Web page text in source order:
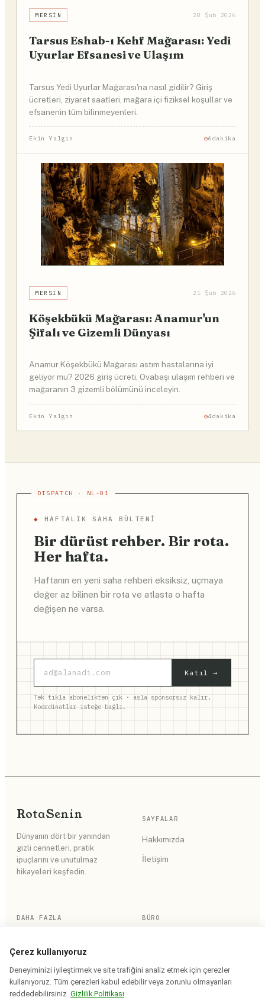
MERSIN 28 Şub 2026
Tarsus Eshab-ı Kehf Mağarası: Yedi
Uyurlar Efsanesi ve Ulaşım
Tarsus Yedi Uyurlar Mağarası'na nasıl gidilir? Giriş
ücretleri, ziyaret saatleri, mağara içi fiziksel koşullar ve
efsanenin tüm bilinmeyenleri.
Ekin Yalgın 6dakika
MERSIN 21 Şub 2026
Köşekbükü Mağarası: Anamur'un
Şifalı ve Gizemli Dünyası
Anamur Köşekbükü Mağarası astım hastalarına iyi
geliyor mu? 2026 giriş ücreti, Ovabaşı ulaşım rehberi ve
mağaranın 3 gizemli bölümünü inceleyin.
Ekin Yalgın 4dakika
◆ HAFTALIK SAHA BÜLTENI
Bir dürüst rehber. Bir rota.
Her hafta.
Haftanın en yeni saha rehberi eksiksiz, uçmaya
değer az bilinen bir rota ve atlasta o hafta
değişen ne varsa.
Katıl →
Tek tıkla abonelikten çık · asla sponsorsuz kalır.
Koordinatlar isteğe bağlı.
RotaSenin
Dünyanın dört bir yanından
gizli cennetleri, pratik
ipuçlarını ve unutulmaz
hikayeleri keşfedin.
SAYFALAR
Hakkımızda
İletişim
DAHA FAZLA
Site Haritası
BÜRO
Çerez kullanıyoruz
Deneyiminizi iyileştirmek ve site trafiğini analiz etmek için çerezler
kullanıyoruz. Tüm çerezleri kabul edebilir veya zorunlu olmayanları
reddedebilirsiniz. Gizlilik Politikası